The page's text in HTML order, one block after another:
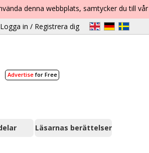
denna webbplats, samtycker du till vår
Logga in / Registrera dig
Advertisefor Free
Läsarnas berättelser